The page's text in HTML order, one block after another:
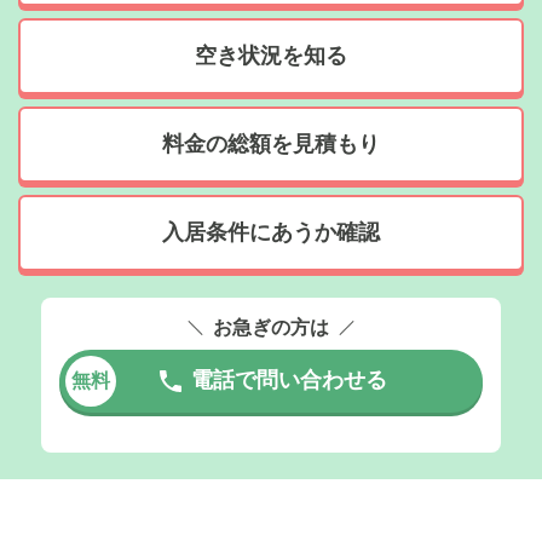
空き状況を知る
料金の総額を見積もり
入居条件にあうか確認
お急ぎの方は
無料 電話で問い合わせる